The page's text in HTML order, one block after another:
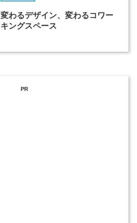
変わるデザイン、変わるコワー
キングスペース
PR